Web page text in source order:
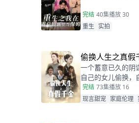
完结 40集播放 30
重生 实拍
偷换人生之真假
一个蓄意已久的阴
自己的女儿偷换，
宋乔沦落为佣人女
高高在上万千宠爱
完结 73集播放 16
现言甜宠 家庭伦理